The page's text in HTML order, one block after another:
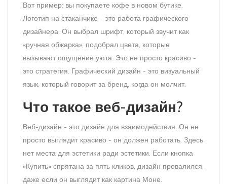
Вот пример: вы покупаете кофе в новом бутике.
Логотип на стаканчике - это работа графического
дизайнера. Он выбрал шрифт, который звучит как
«ручная обжарка», подобрал цвета, которые
вызывают ощущение уюта. Это не просто красиво -
это стратегия. Графический дизайн - это визуальный
язык, который говорит за бренд, когда он молчит.
Что такое веб-дизайн?
Веб-дизайн - это дизайн для взаимодействия. Он не
просто выглядит красиво - он должен работать. Здесь
нет места для эстетики ради эстетики. Если кнопка
«Купить» спрятана за пять кликов, дизайн провалился,
даже если он выглядит как картина Моне.